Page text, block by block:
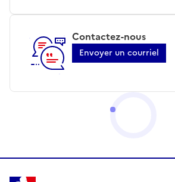
Contactez-nous
Envoyer un courriel